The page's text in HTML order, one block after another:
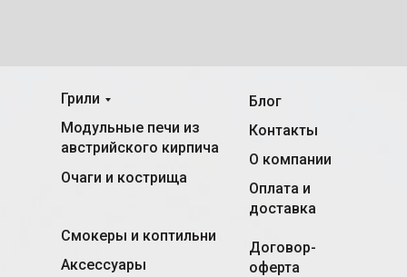
Модульные печи из
австрийского кирпича
Смокеры и коптильни
Очаги и кострища
Контакты
Блог
О компании
Оплата и
доставка
Аксессуары
Грили
Договор-
оферта